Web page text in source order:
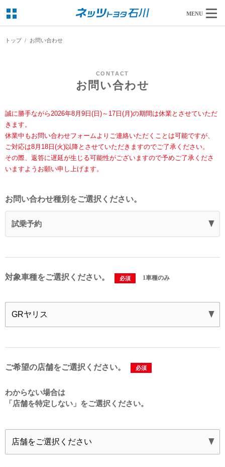
MENU
トップ お問い合わせ
CONTACT
お問い合わせ
誠に勝手ながら2026年8月9日(日)～17日(月)の期間は休業とさせていただ
きます。
休業中もお問い合わせフォームよりご連絡いただくことは可能ですが、
ご対応は8月18日(火)以降とさせていただきますのでご了承ください。
その際、返答に遅延が生じる可能性がございますので予めご了承くださ
いますようお願い申し上げます。
お問い合わせ種別をご選択ください。
試乗予約
対象車種をご選択ください。 必須 1車種のみ
ご希望の店舗をご選択ください。 必須
わからない場合は
「店舗を特定しない」をご選択ください。